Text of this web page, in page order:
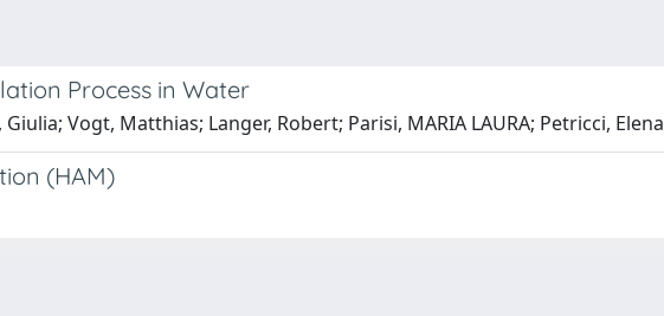
Process in Water
Vogt, Matthias; Langer, Robert; Parisi, MARIA LAURA; Petricci, Elena
(HAM)